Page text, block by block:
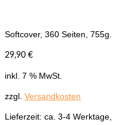
Softcover, 360 Seiten, 755g.
29,90 €
inkl. 7 % MwSt.
zzgl. Versandkosten
Lieferzeit: ca. 3-4